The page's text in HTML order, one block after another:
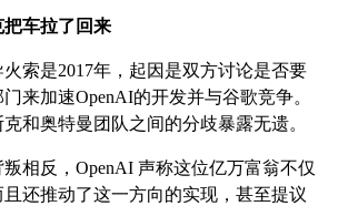
车拉了回来
索是2017年，起因是双方讨论是否要
来加速OpenAI的开发并与谷歌竞争。
和奥特曼团队之间的分歧暴露无遗。
相反，OpenAI 声称这位亿万富翁不仅
还推动了这一方向的实现，甚至提议